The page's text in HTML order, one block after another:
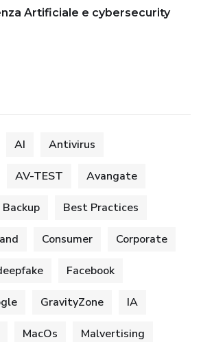
Artificiale e cybersecurity
AI Antivirus
AV-TEST Avangate
Backup Best Practices
Consumer Corporate
Facebook
GravityZone IA
MacOs Malvertising